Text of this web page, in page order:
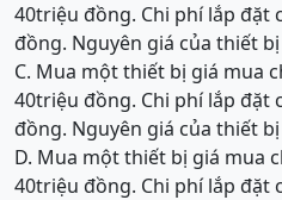
40triệu đồng. Chi phí lắp đặt
đồng. Nguyên giá của thiết
C. Mua một thiết bị giá mua
40triệu đồng. Chi phí lắp đặt
đồng. Nguyên giá của thiết
D. Mua một thiết bị giá mua
40triệu đồng. Chi phí lắp đặt